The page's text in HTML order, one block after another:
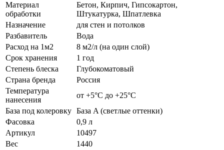
Материал
обработки
Бетон, Кирпич, Гипсокартон,
Штукатурка, Шпатлевка
Назначение
для стен и потолков
Разбавитель
Вода
Расход на 1м2
8 м2/л (на один слой)
Срок хранения
1 год
Степень блеска
Глубокоматовый
Страна бренда
Россия
Температура
нанесения
от +5°С до +25°С
База под колеровку База A (светлые оттенки)
Фасовка
0,9 л
Артикул
10497
Вес
1440